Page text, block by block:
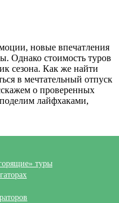
новые впечатления
Однако стоимость туров
сезона. Как же найти
в мечтательный отпуск
о проверенных
лайфхаками,
туры